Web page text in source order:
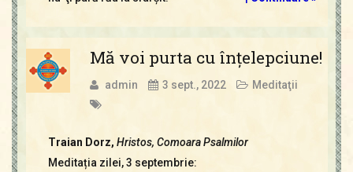
Mă voi purta cu înţelepciune!
admin 3 sept., 2022 Meditaţii
Traian Dorz, Hristos, Comoara Psalmilor
Meditația zilei, 3 septembrie: